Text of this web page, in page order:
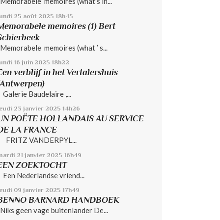
25 août 2025 18h45
memoires (1) Bert
memoires (what ’ s...
16 juin 2025 18h22
verblijf in het Vertalershuis
Baudelaire ,...
23 janvier 2025 14h26
POËTE HOLLANDAIS AU SERVICE
LA FRANCE
VANDERPYL...
21 janvier 2025 16h49
ZOEKTOCHT
Nederlandse vriend...
09 janvier 2025 17h49
BARNARD HANDBOEK
geen vage buitenlander De...